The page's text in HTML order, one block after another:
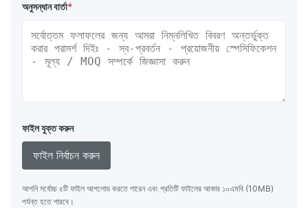
অনুসন্ধান বার্তা*
ফাইল যুক্ত করুন
ফাইল নির্বাচন করুন
আপনি সর্বোচ্চ ৫টি ফাইল আপলোড করতে পারেন এবং প্রতিটি ফাইলের আকার ১০এমবি (10MB)
পর্যন্ত হতে পারবে।